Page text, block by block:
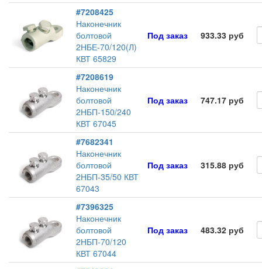
#7208425
Наконечник
болтовой
2НБЕ-70/120(Л)
КВТ 65829
Под заказ 933.33 руб
#7208619
Наконечник
болтовой
2НБП-150/240
КВТ 67045
Под заказ 747.17 руб
#7682341
Наконечник
болтовой
2НБП-35/50 КВТ
67043
Под заказ 315.88 руб
#7396325
Наконечник
болтовой
2НБП-70/120
КВТ 67044
Под заказ 483.32 руб